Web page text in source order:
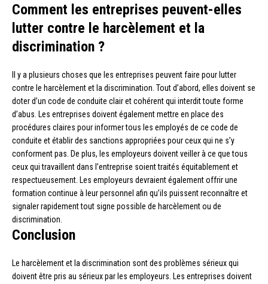
Comment les entreprises peuvent-elles
lutter contre le harcèlement et la
discrimination ?
Il y a plusieurs choses que les entreprises peuvent faire pour lutter
contre le harcèlement et la discrimination. Tout d’abord, elles doivent se
doter d’un code de conduite clair et cohérent qui interdit toute forme
d’abus. Les entreprises doivent également mettre en place des
procédures claires pour informer tous les employés de ce code de
conduite et établir des sanctions appropriées pour ceux qui ne s’y
conforment pas. De plus, les employeurs doivent veiller à ce que tous
ceux qui travaillent dans l’entreprise soient traités équitablement et
respectueusement. Les employeurs devraient également offrir une
formation continue à leur personnel afin qu’ils puissent reconnaître et
signaler rapidement tout signe possible de harcèlement ou de
discrimination.
Conclusion
Le harcèlement et la discrimination sont des problèmes sérieux qui
doivent être pris au sérieux par les employeurs. Les entreprises doivent